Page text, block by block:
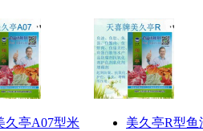
久亭A07型米
美久亭R型鱼